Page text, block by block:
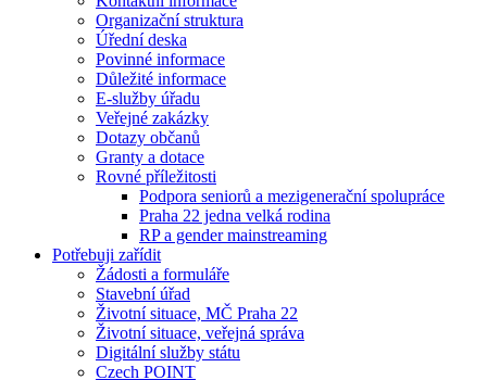
Organizační struktura
Úřední deska
Povinné informace
Důležité informace
E-služby úřadu
Veřejné zakázky
Dotazy občanů
Granty a dotace
Rovné příležitosti
Podpora seniorů a mezigenerační spolupráce
Praha 22 jedna velká rodina
RP a gender mainstreaming
Potřebuji zařídit
Žádosti a formuláře
Stavební úřad
Životní situace, MČ Praha 22
Životní situace, veřejná správa
Digitální služby státu
Czech POINT